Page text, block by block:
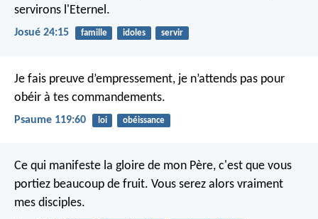
servirons l'Eternel.
Josué 24:15 famille idoles servir
Je fais preuve d’empressement, je n’attends pas pour
obéir à tes commandements.
Psaume 119:60 loi obéissance
Ce qui manifeste la gloire de mon Père, c'est que vous
portiez beaucoup de fruit. Vous serez alors vraiment
mes disciples.